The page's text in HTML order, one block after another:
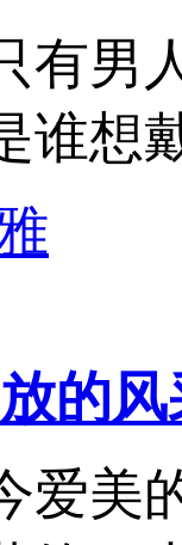
有男
谁想
的风
爱美